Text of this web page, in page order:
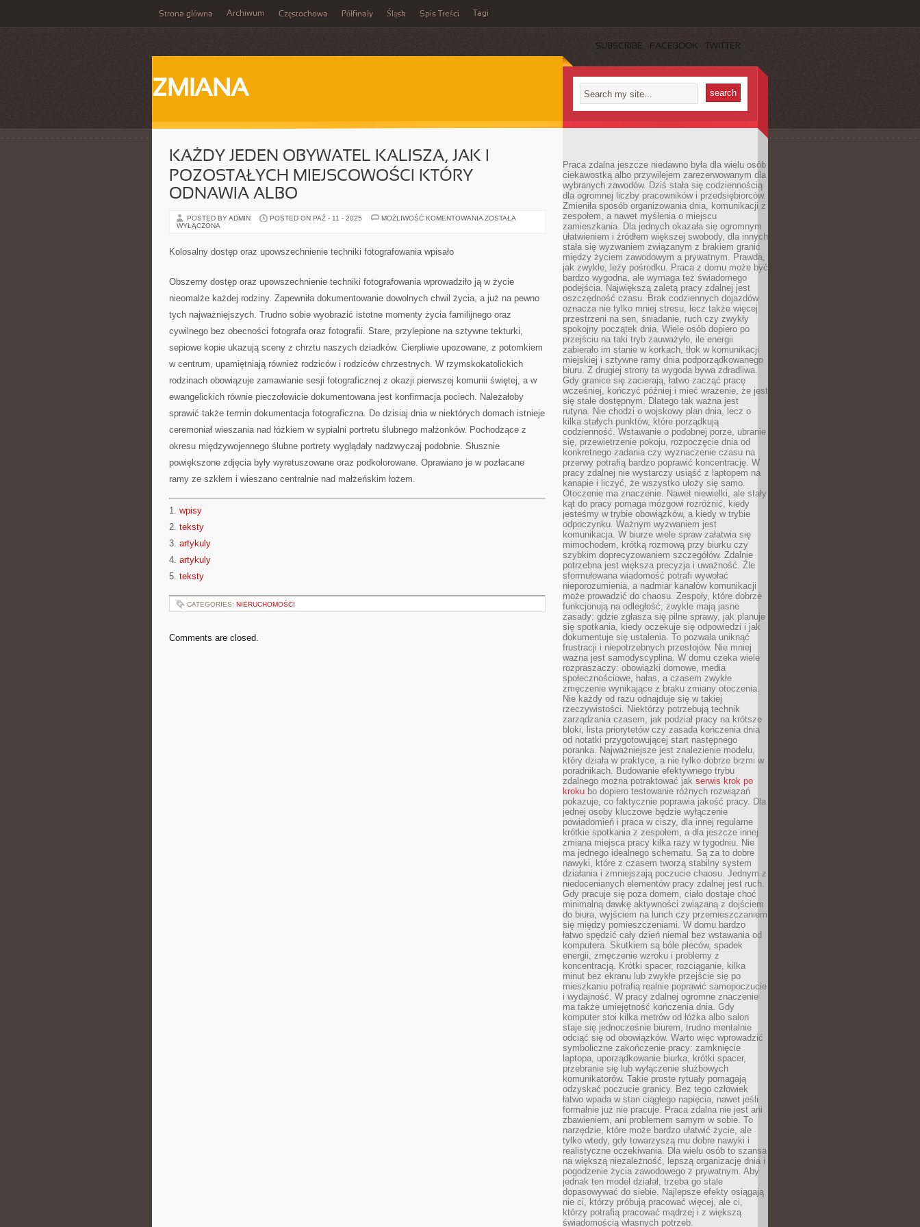
Strona główna Archiwum Częstochowa Półfinały Śląsk Spis Treści Tagi
SUBSCRIBE FACEBOOK TWITTER
ZMIANA
KAŻDY JEDEN OBYWATEL KALISZA, JAK I
POZOSTAŁYCH MIEJSCOWOŚCI KTÓRY
ODNAWIA ALBO
POSTED BY ADMIN POSTED ON PAŹ - 11 - 2025 MOŻLIWOŚĆ KOMENTOWANIA KAŻDY
KTÓRY
ODNAWIA
ZOSTAŁA
WYŁĄCZONA
Kolosalny dostęp oraz upowszechnienie techniki fotografowania wpisało
Obszerny dostęp oraz upowszechnienie techniki fotografowania wprowadziło ją w życie
nieomalże każdej rodziny. Zapewniła dokumentowanie dowolnych chwil życia, a już na pewno
tych najważniejszych. Trudno sobie wyobrazić istotne momenty życia familijnego oraz
cywilnego bez obecności fotografa oraz fotografii. Stare, przylepione na sztywne tekturki,
sepiowe kopie ukazują sceny z chrztu naszych dziadków. Cierpliwie upozowane, z potomkiem
w centrum, upamiętniają również rodziców i rodziców chrzestnych. W rzymskokatolickich
rodzinach obowiązuje zamawianie sesji fotograficznej z okazji pierwszej komunii świętej, a w
ewangelickich równie pieczołowicie dokumentowana jest konfirmacja pociech. Należałoby
sprawić także termin dokumentacja fotograficzna. Do dzisiaj dnia w niektórych domach istnieje
ceremoniał wieszania nad łóżkiem w sypialni portretu ślubnego małżonków. Pochodzące z
okresu międzywojennego ślubne portrety wyglądały nadzwyczaj podobnie. Słusznie
powiększone zdjęcia były wyretuszowane oraz podkolorowane. Oprawiano je w pozłacane
ramy ze szkłem i wieszano centralnie nad małżeńskim łożem.
1. wpisy
2. teksty
3. artykuly
4. artykuly
5. teksty
CATEGORIES: NIERUCHOMOŚCI
Comments are closed.
Praca zdalna jeszcze niedawno była dla wielu osób
ciekawostką albo przywilejem zarezerwowanym dla
wybranych zawodów. Dziś stała się codziennością
dla ogromnej liczby pracowników i przedsiębiorców.
Zmieniła sposób organizowania dnia, komunikacji z
zespołem, a nawet myślenia o miejscu
zamieszkania. Dla jednych okazała się ogromnym
ułatwieniem i źródłem większej swobody, dla innych
stała się wyzwaniem związanym z brakiem granic
między życiem zawodowym a prywatnym. Prawda,
jak zwykle, leży pośrodku. Praca z domu może być
bardzo wygodna, ale wymaga też świadomego
podejścia. Największą zaletą pracy zdalnej jest
oszczędność czasu. Brak codziennych dojazdów
oznacza nie tylko mniej stresu, lecz także więcej
przestrzeni na sen, śniadanie, ruch czy zwykły
spokojny początek dnia. Wiele osób dopiero po
przejściu na taki tryb zauważyło, ile energii
zabierało im stanie w korkach, tłok w komunikacji
miejskiej i sztywne ramy dnia podporządkowanego
biuru. Z drugiej strony ta wygoda bywa zdradliwa.
Gdy granice się zacierają, łatwo zacząć pracę
wcześniej, kończyć później i mieć wrażenie, że jest
się stale dostępnym. Dlatego tak ważna jest
rutyna. Nie chodzi o wojskowy plan dnia, lecz o
kilka stałych punktów, które porządkują
codzienność. Wstawanie o podobnej porze, ubranie
się, przewietrzenie pokoju, rozpoczęcie dnia od
konkretnego zadania czy wyznaczenie czasu na
przerwy potrafią bardzo poprawić koncentrację. W
pracy zdalnej nie wystarczy usiąść z laptopem na
kanapie i liczyć, że wszystko ułoży się samo.
Otoczenie ma znaczenie. Nawet niewielki, ale stały
kąt do pracy pomaga mózgowi rozróżnić, kiedy
jesteśmy w trybie obowiązków, a kiedy w trybie
odpoczynku. Ważnym wyzwaniem jest
komunikacja. W biurze wiele spraw załatwia się
mimochodem, krótką rozmową przy biurku czy
szybkim doprecyzowaniem szczegółów. Zdalnie
potrzebna jest większa precyzja i uważność. Źle
sformułowana wiadomość potrafi wywołać
nieporozumienia, a nadmiar kanałów komunikacji
może prowadzić do chaosu. Zespoły, które dobrze
funkcjonują na odległość, zwykle mają jasne
zasady: gdzie zgłasza się pilne sprawy, jak planuje
się spotkania, kiedy oczekuje się odpowiedzi i jak
dokumentuje się ustalenia. To pozwala uniknąć
frustracji i niepotrzebnych przestojów. Nie mniej
ważna jest samodyscyplina. W domu czeka wiele
rozpraszaczy: obowiązki domowe, media
społecznościowe, hałas, a czasem zwykłe
zmęczenie wynikające z braku zmiany otoczenia.
Nie każdy od razu odnajduje się w takiej
rzeczywistości. Niektórzy potrzebują technik
zarządzania czasem, jak podział pracy na krótsze
bloki, lista priorytetów czy zasada kończenia dnia
od notatki przygotowującej start następnego
poranka. Najważniejsze jest znalezienie modelu,
który działa w praktyce, a nie tylko dobrze brzmi w
poradnikach. Budowanie efektywnego trybu
zdalnego można potraktować jak serwis krok po
kroku bo dopiero testowanie różnych rozwiązań
pokazuje, co faktycznie poprawia jakość pracy. Dla
jednej osoby kluczowe będzie wyłączenie
powiadomień i praca w ciszy, dla innej regularne
krótkie spotkania z zespołem, a dla jeszcze innej
zmiana miejsca pracy kilka razy w tygodniu. Nie
ma jednego idealnego schematu. Są za to dobre
nawyki, które z czasem tworzą stabilny system
działania i zmniejszają poczucie chaosu. Jednym z
niedocenianych elementów pracy zdalnej jest ruch.
Gdy pracuje się poza domem, ciało dostaje choć
minimalną dawkę aktywności związaną z dojściem
do biura, wyjściem na lunch czy przemieszczaniem
się między pomieszczeniami. W domu bardzo
łatwo spędzić cały dzień niemal bez wstawania od
komputera. Skutkiem są bóle pleców, spadek
energii, zmęczenie wzroku i problemy z
koncentracją. Krótki spacer, rozciąganie, kilka
minut bez ekranu lub zwykłe przejście się po
mieszkaniu potrafią realnie poprawić samopoczucie
i wydajność. W pracy zdalnej ogromne znaczenie
ma także umiejętność kończenia dnia. Gdy
komputer stoi kilka metrów od łóżka albo salon
staje się jednocześnie biurem, trudno mentalnie
odciąć się od obowiązków. Warto więc wprowadzić
symboliczne zakończenie pracy: zamknięcie
laptopa, uporządkowanie biurka, krótki spacer,
przebranie się lub wyłączenie służbowych
komunikatorów. Takie proste rytuały pomagają
odzyskać poczucie granicy. Bez tego człowiek
łatwo wpada w stan ciągłego napięcia, nawet jeśli
formalnie już nie pracuje. Praca zdalna nie jest ani
zbawieniem, ani problemem samym w sobie. To
narzędzie, które może bardzo ułatwić życie, ale
tylko wtedy, gdy towarzyszą mu dobre nawyki i
realistyczne oczekiwania. Dla wielu osób to szansa
na większą niezależność, lepszą organizację dnia i
pogodzenie życia zawodowego z prywatnym. Aby
jednak ten model działał, trzeba go stale
dopasowywać do siebie. Najlepsze efekty osiągają
nie ci, którzy próbują pracować więcej, ale ci,
którzy potrafią pracować mądrzej i z większą
świadomością własnych potrzeb.